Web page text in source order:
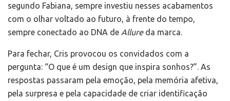
segundo Fabiana, sempre investiu nesses acabamentos
com o olhar voltado ao futuro, à frente do tempo,
sempre conectado ao DNA de Allureda marca.
Para fechar, Cris provocou os convidados com a
pergunta: “O que é um design que inspira sonhos?”. As
respostas passaram pela emoção, pela memória afetiva,
pela surpresa e pela capacidade de criar identificação